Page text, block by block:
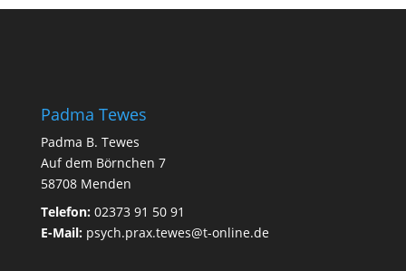
Padma Tewes
Padma B. Tewes
Auf dem Börnchen 7
58708 Menden
Telefon:02373 91 50 91
E-Mail:psych.prax.tewes@t-online.de